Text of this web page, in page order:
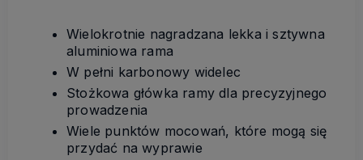
Wielokrotnie nagradzana lekka i sztywna
aluminiowa rama
W pełni karbonowy widelec
Stożkowa główka ramy dla precyzyjnego
prowadzenia
Wiele punktów mocowań, które mogą się
przydać na wyprawie